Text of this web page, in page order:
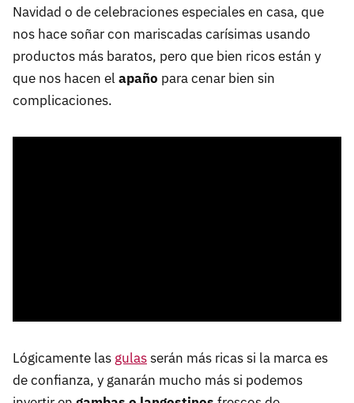
Navidad o de celebraciones especiales en casa, que
nos hace soñar con mariscadas carísimas usando
productos más baratos, pero que bien ricos están y
que nos hacen el apaño para cenar bien sin
complicaciones.
Lógicamente las gulasserán más ricas si la marca es
de confianza, y ganarán mucho más si podemos